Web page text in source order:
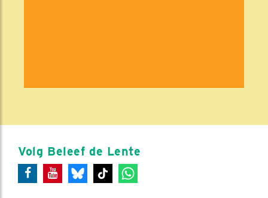
Volg Beleef de Lente